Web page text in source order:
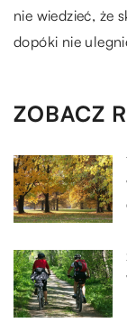
nie wiedzieć, że
dopóki nie
ZOBACZ